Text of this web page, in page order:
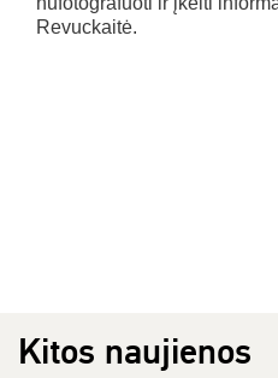
Revuckaitė.
Kitos naujienos